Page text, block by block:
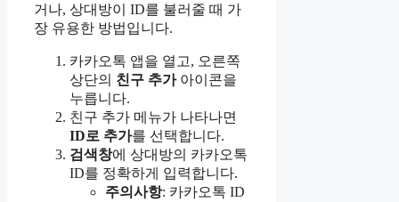
거나, 상대방이 ID를 불러줄 때 가
장 유용한 방법입니다.
카카오톡 앱을 열고, 오른쪽
상단의 친구 추가아이콘을
누릅니다.
친구 추가 메뉴가 나타나면
ID로 추가를 선택합니다.
검색창에 상대방의 카카오톡
ID를 정확하게 입력합니다.
주의사항: 카카오톡 ID